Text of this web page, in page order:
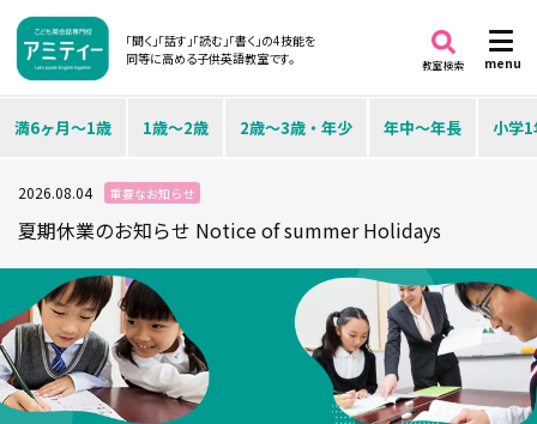
「聞く」「話す」「読む」「書く」の4技能を
同等に高める子供英語教室です。
menu
教室検索
満6ヶ月～1歳 1歳～2歳 2歳～3歳・年少 年中～年長 小学
2026.08.04 重要なお知らせ
夏期休業のお知らせ Notice of summer Holidays